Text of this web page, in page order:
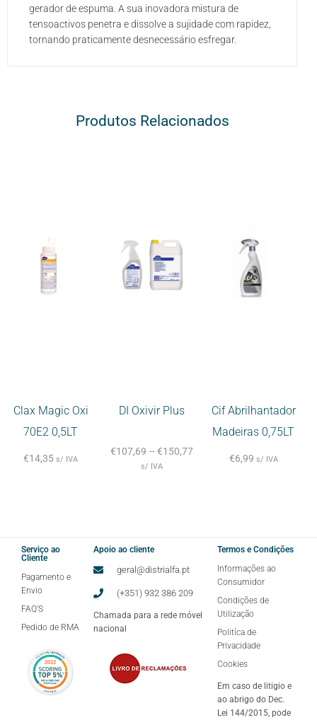
gerador de espuma. A sua inovadora mistura de
tensoactivos penetra e dissolve a sujidade com rapidez,
tornando praticamente desnecessário esfregar.
Produtos Relacionados
Clax Magic Oxi
70E2 0,5LT
€14,35 s/ IVA
DI Oxivir Plus
€107,69 – €150,77
s/ IVA
Cif Abrilhantador
Madeiras 0,75LT
€6,99 s/ IVA
Serviço ao
Cliente
Pagamento e
Envio
FAQ'S
Pedido de RMA
Apoio ao cliente
geral@distrialfa.pt
(+351) 932 386 209
Chamada para a rede móvel
nacional
Termos e Condições
Informações ao
Consumidor
Condições de
Utilização
Politíca de
Privacidade
Cookies
Em caso de litigio e
ao abrigo do Dec.
Lei 144/2015, pode